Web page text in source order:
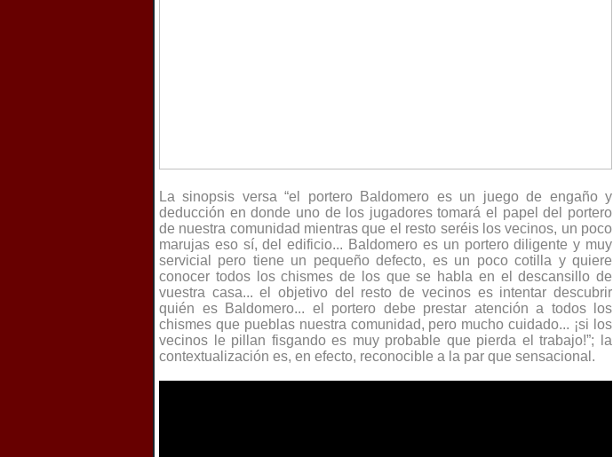
La sinopsis versa “el portero Baldomero es un juego de engaño y
deducción en donde uno de los jugadores tomará el papel del portero
de nuestra comunidad mientras que el resto seréis los vecinos, un poco
marujas eso sí, del edificio... Baldomero es un portero diligente y muy
servicial pero tiene un pequeño defecto, es un poco cotilla y quiere
conocer todos los chismes de los que se habla en el descansillo de
vuestra casa... el objetivo del resto de vecinos es intentar descubrir
quién es Baldomero... el portero debe prestar atención a todos los
chismes que pueblas nuestra comunidad, pero mucho cuidado... ¡si los
vecinos le pillan fisgando es muy probable que pierda el trabajo!”; la
contextualización es, en efecto, reconocible a la par que sensacional.